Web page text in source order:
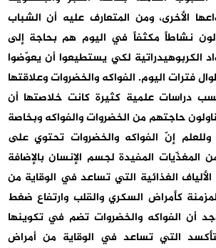
الأخرى، ومن المتعارف عليه أن الشباب
نشاطاً مكثفاً في اليوم هم بحاجة إلى
الكربوهيدراتية لكي يستطيعوا أن يعوّضوا
فترات اليوم. الفواكه والخضروات وعلاقتها
دراسات علمية كثيرة كانت خلاصتها أن
حاجتهم من الخضروات والفواكه وبخاصة
وللعلم إنّ الفواكه والخضروات تحتوي على
المفيدة لجسم الإنسان بالإضافة
الغذائية التي تساعد في الوقاية من
كأمراض السكري والقلب وارتفاع ضغط
أن الفواكه والخضروات تضم في تكوينها
التي تساعد في الوقاية من أمراض